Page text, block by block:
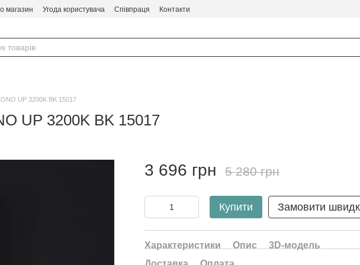
магазин Угода користувача Співпраця Контакти
UP 3200K BK 15017
UP 3200K BK 15017
3 696 грн 5 280 грн
Купити Замовити
Характеристики Опис
3D-модель